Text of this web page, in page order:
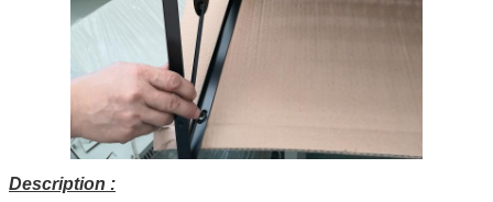
Description :